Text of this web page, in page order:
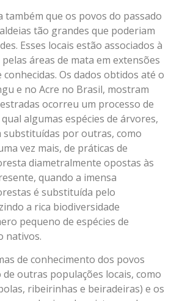
que os povos do passado
tão grandes que poderiam
Esses locais estão associados à
áreas de mata em extensões
Os dados obtidos até o
e no Acre no Brasil, mostram
ocorreu um processo de
algumas espécies de árvores,
por outras, como
vez mais, de práticas de
diametralmente opostas às
quando a imensa
é substituída pelo
a rica biodiversidade
pequeno de espécies de
nativos.
de conhecimento dos povos
outras populações locais, como
ribeirinhas e beiradeiras) e os